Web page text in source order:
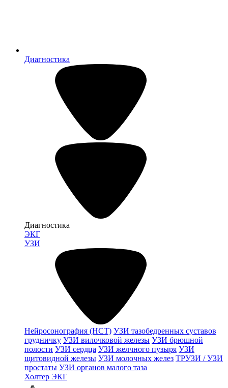
Диагностика
Диагностика
ЭКГ
УЗИ
Нейросонография (НСТ) УЗИ тазобедренных суставов
грудничку УЗИ вилочковой железы УЗИ брюшной
полости УЗИ сердца УЗИ желчного пузыря УЗИ
щитовидной железы УЗИ молочных желез ТРУЗИ / УЗИ
простаты УЗИ органов малого таза
Холтер ЭКГ